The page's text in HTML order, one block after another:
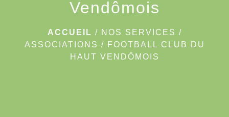
Vendômois
ACCUEIL / NOS SERVICES /
ASSOCIATIONS / FOOTBALL CLUB DU
HAUT VENDÔMOIS